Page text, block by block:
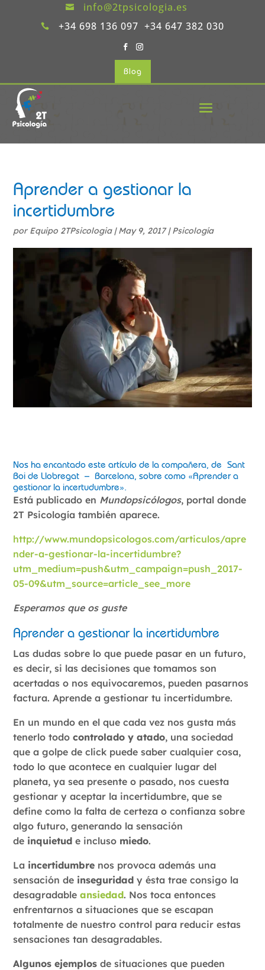
 info@2tpsicologia.es
 +34 698 136 097 +34 647 382 030
Blog
Aprender a gestionar la
incertidumbre
por Equipo 2TPsicologia|May 9, 2017|Psicología
Nos ha encantado este artículo de la compañera, de Sant
Boi de Llobregat – Barcelona, sobre como «Aprender a
gestionar la incertudumbre».
Está publicado en Mundopsicólogos, portal donde
2T Psicología también aparece.
http://www.mundopsicologos.com/articulos/apre
nder-a-gestionar-la-incertidumbre?
utm_medium=push&utm_campaign=push_2017-
05-09&utm_source=article_see_more
Esperamos que os guste
Aprender a gestionar la incertidumbre
Las dudas sobre lo que puede pasar en un futuro,
es decir, si las decisiones que tomamos son
acertadas o nos equivocaremos, pueden pasarnos
factura. Aprende a gestionar tu incertidumbre.
En un mundo en el que cada vez nos gusta más
tenerlo todocontrolado y atado, una sociedad
que a golpe de click puede saber cualquier cosa,
todo lo que acontece en cualquier lugar del
planeta, ya sea presente o pasado, nos cuesta
gestionar y aceptar la incertidumbre, que se
define como la falta de certeza o confianza sobre
algo futuro, generando la sensación
de inquietude incluso miedo.
La incertidumbre nos provoca además una
sensación de inseguridady ésta trae consigo la
desagradable ansiedad. Nos toca entonces
enfrentarnos a situaciones que se escapan
totalmente de nuestro control para reducir estas
sensaciones tan desagradables.
Algunos ejemplos de situaciones que pueden